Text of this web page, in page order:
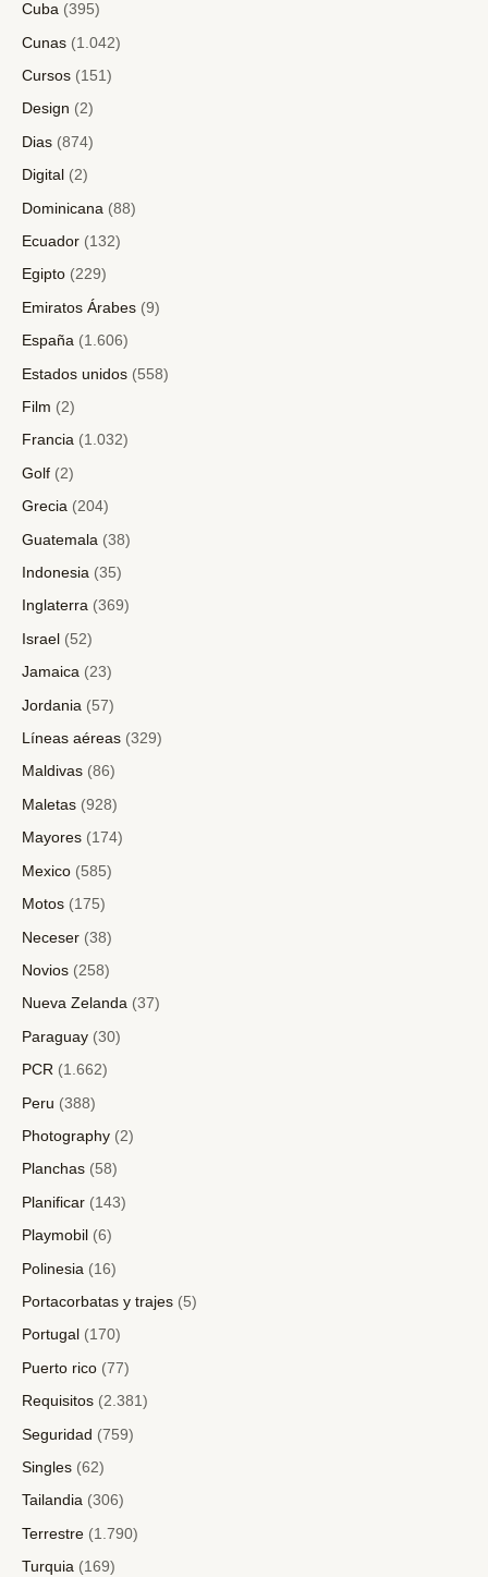
Cuba (395)
Cunas (1.042)
Cursos (151)
Design (2)
Dias (874)
Digital (2)
Dominicana (88)
Ecuador (132)
Egipto (229)
Emiratos Árabes (9)
España (1.606)
Estados unidos (558)
Film (2)
Francia (1.032)
Golf (2)
Grecia (204)
Guatemala (38)
Indonesia (35)
Inglaterra (369)
Israel (52)
Jamaica (23)
Jordania (57)
Líneas aéreas (329)
Maldivas (86)
Maletas (928)
Mayores (174)
Mexico (585)
Motos (175)
Neceser (38)
Novios (258)
Nueva Zelanda (37)
Paraguay (30)
PCR (1.662)
Peru (388)
Photography (2)
Planchas (58)
Planificar (143)
Playmobil (6)
Polinesia (16)
Portacorbatas y trajes (5)
Portugal (170)
Puerto rico (77)
Requisitos (2.381)
Seguridad (759)
Singles (62)
Tailandia (306)
Terrestre (1.790)
Turquia (169)